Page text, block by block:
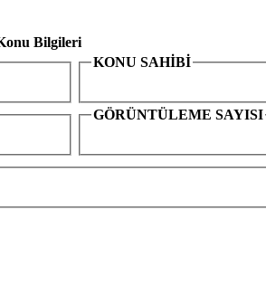
Bilgileri
KONU SAHİBİ
GÖRÜNTÜLEME SAYISI